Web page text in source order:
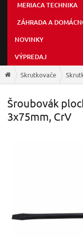
MERIACA TECHNIKA
ZÁHRADA A
NOVINKY
VÝPREDAJ
Skrutkovače
Šroubovák
3x75mm, CrV